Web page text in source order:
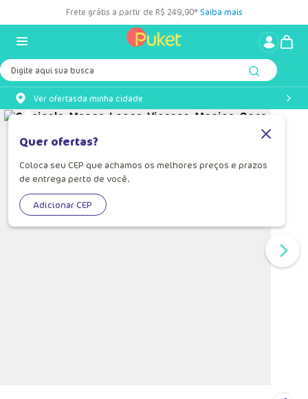
Frete grátis a partir de R$ 249,90* Saiba mais
Digite aqui sua busca
Ver ofertasda minha cidade
Quer ofertas?
Coloca seu CEP que achamos os melhores preços e prazos
de entrega perto de você.
Adicionar CEP